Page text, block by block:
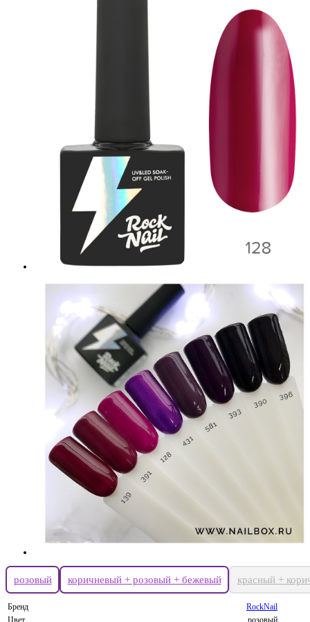
розовый коричневый + розовый + бежевый красный +
Бренд
RockNail
Цвет
розовый